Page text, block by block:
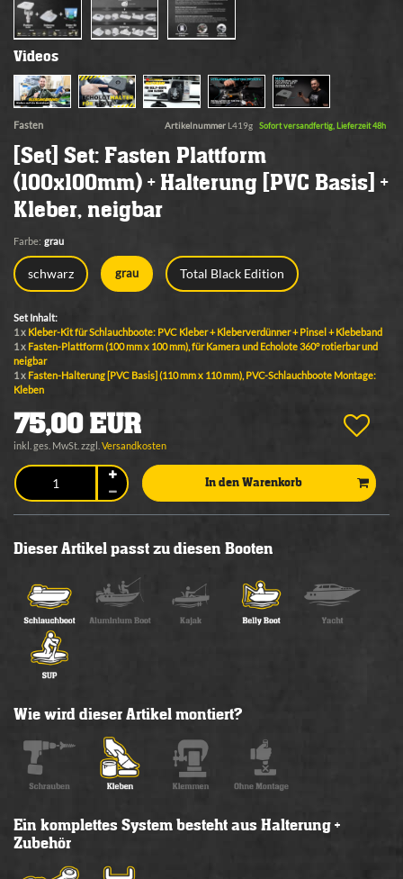
Videos
Fasten Artikelnummer L419g Sofort versandfertig, Lieferzeit 48h
[Set] Set: Fasten Plattform
(100x100mm) + Halterung [PVC Basis] +
Kleber, neigbar
Farbe: grau
schwarz grau Total Black Edition
Set Inhalt:
1 x Kleber-Kit für Schlauchboote: PVC Kleber + Kleberverdünner + Pinsel + Klebeband
1 x Fasten-Plattform (100 mm x 100 mm), für Kamera und Echolote 360° rotierbar und
neigbar
1 x Fasten-Halterung [PVC Basis] (110 mm x 110 mm), PVC-Schlauchboote Montage:
Kleben
75,00 EUR
inkl. ges. MwSt. zzgl. Versandkosten
In den Warenkorb
Dieser Artikel passt zu diesen Booten
Wie wird dieser Artikel montiert?
Ein komplettes System besteht aus Halterung +
Zubehör